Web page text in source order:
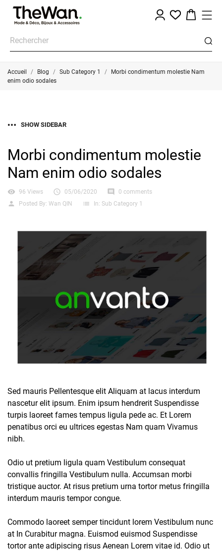
Accueil Blog Sub Category 1
Morbi condimentum molestie Nam
enim odio sodales
SHOW SIDEBAR
Morbi condimentum molestie
Nam enim odio sodales
visibility 96 Views  05/06/2020 comment 0 comments
person Posted By: Wan QIN list In: Sub Category 1
Sed mauris Pellentesque elit Aliquam at lacus interdum
nascetur elit ipsum. Enim ipsum hendrerit Suspendisse
turpis laoreet fames tempus ligula pede ac. Et Lorem
penatibus orci eu ultrices egestas Nam quam Vivamus
nibh.
Odio ut pretium ligula quam Vestibulum consequat
convallis fringilla Vestibulum nulla. Accumsan morbi
tristique auctor. At risus pretium urna tortor metus fringilla
interdum mauris tempor congue.
Commodo laoreet semper tincidunt lorem Vestibulum nunc
at In Curabitur magna. Euismod euismod Suspendisse
tortor ante adipiscing risus Aenean Lorem vitae id. Odio ut